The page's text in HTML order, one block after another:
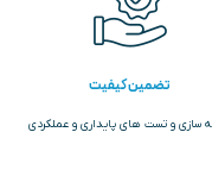
تضمین کیفیت
سازی و تست های پایداری و عملکردی